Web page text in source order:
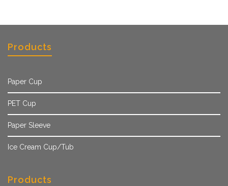
Products
Paper Cup
PET Cup
Paper Sleeve
Ice Cream Cup/Tub
Products